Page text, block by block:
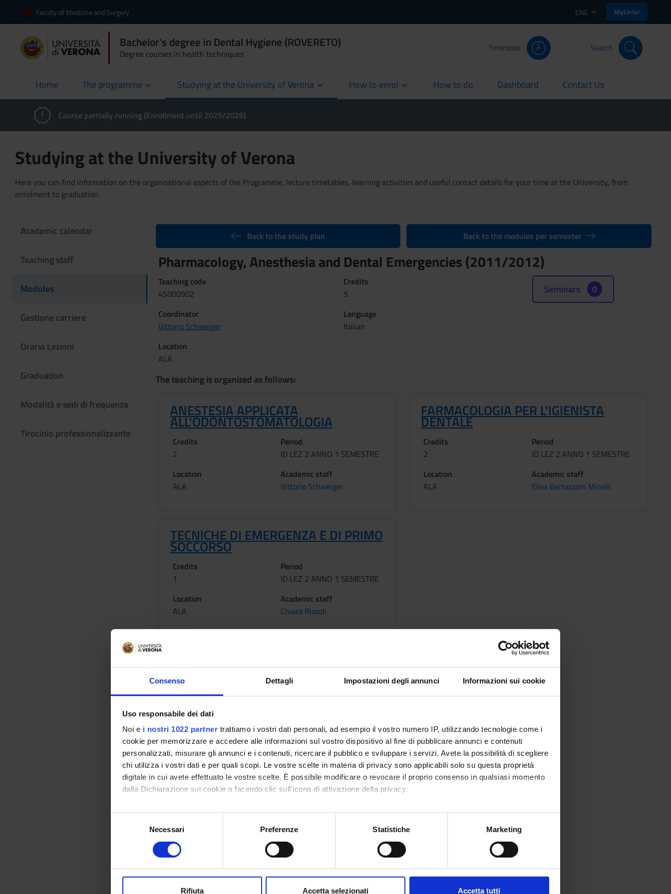
Consenso Dettagli Impostazioni degli annunci Informazioni sui cookie
Uso responsabile dei dati
Noi e i nostri 1022 partner trattiamo i vostri dati personali, ad esempio il vostro numero IP, utilizzando tecnologie come i
cookie per memorizzare e accedere alle informazioni sul vostro dispositivo al fine di pubblicare annunci e contenuti
personalizzati, misurare gli annunci e i contenuti, ricercare il pubblico e sviluppare i servizi. Avete la possibilità di scegliere
chi utilizza i vostri dati e per quali scopi. Le vostre scelte in materia di privacy sono applicabili solo su questa proprietà
digitale in cui avete effettuato le vostre scelte. È possibile modificare o revocare il proprio consenso in qualsiasi momento
dalla Dichiarazione sui cookie o facendo clic sull'icona di attivazione della privacy.
Con il tuo consenso, vorremmo anche:
raccogliere informazioni sulla tua posizione geografica, con un'approssimazione di qualche metro,
digitali).
modificare o ritirare il tuo consenso in qualsiasi momento dalla Dichiarazione sui cookie.
Necessari Preferenze Statistiche Marketing
Rifiuta Accetta selezionati Accetta tutti
Faculty of Medicine and Surgery ENG MyUnivr
Bachelor's degree in Dental Hygiene (ROVERETO)
Degree courses in health techniques
Timetable Search
Home
current The programme Studying at the University of Verona How to enrol How to do
current Dashboard
current Contact Us
current
Course partially running (Enrollment until 2025/2026)
Studying at the University of Verona
Here you can find information on the organisational aspects of the Programme, lecture timetables, learning activities and useful contact details for your time at the University, from
enrolment to graduation.
Academic calendar
Teaching staff
Modules
Gestione carriere
Orario Lezioni
Graduation
Modalità e sedi di frequenza
Tirocinio professionalizzante
Back to the study plan Back to the modules per semester
Pharmacology, Anesthesia and Dental Emergencies (2011/2012)
Teaching code
4S000902
Credits
5
Coordinator
Vittorio Schweiger
Language
Italian
Location
ALA
Seminars 0
The teaching is organized as follows:
ANESTESIA APPLICATA
ALL'ODONTOSTOMATOLOGIA
Credits
2
Period
ID LEZ 2 ANNO 1 SEMESTRE
Location
ALA
Academic staff
Vittorio Schweiger
FARMACOLOGIA PER L'IGIENISTA
DENTALE
Credits
2
Period
ID LEZ 2 ANNO 1 SEMESTRE
Location
ALA
Academic staff
Elisa Bertazzoni Minelli
TECNICHE DI EMERGENZA E DI PRIMO
SOCCORSO
Credits
1
Period
ID LEZ 2 ANNO 1 SEMESTRE
Location
ALA
Academic staff
Chiara Rizzoli
Learning outcomes
Module: FARMACOLOGIA PER L'IGIENISTA DENTALE
-------
Module: ANESTESIA APPLICATA ALL'ODONTOSTOMATOLOGIA
-------
Module: TECNICHE DI EMERGENZA E DI PRIMO SOCCORSO
Program
Module: FARMACOLOGIA PER L'IGIENISTA DENTALE
-------